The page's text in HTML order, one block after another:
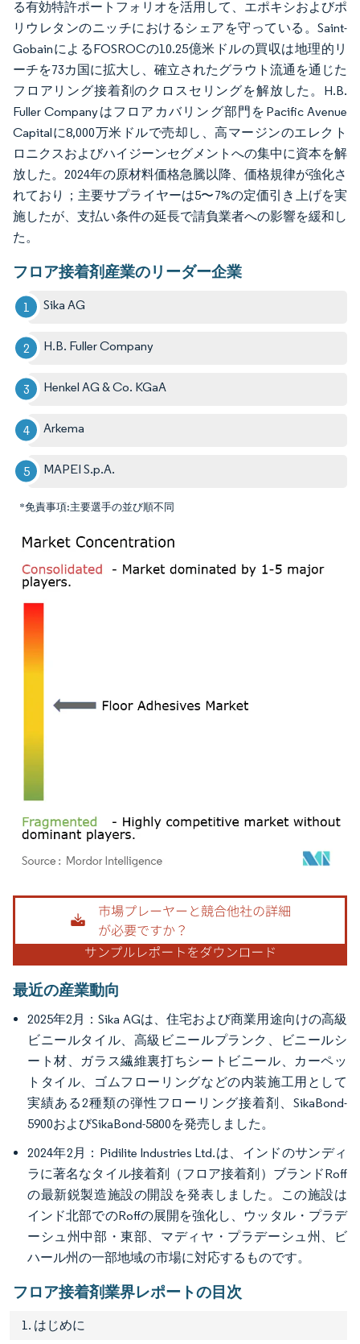
る有効特許ポートフォリオを活用して、エポキシおよびポ
リウレタンのニッチにおけるシェアを守っている。Saint-
GobainによるFOSROCの10.25億米ドルの買収は地理的リ
ーチを73カ国に拡大し、確立されたグラウト流通を通じた
フロアリング接着剤のクロスセリングを解放した。H.B.
Fuller Companyはフロアカバリング部門をPacific Avenue
Capitalに8,000万米ドルで売却し、高マージンのエレクト
ロニクスおよびハイジーンセグメントへの集中に資本を解
放した。2024年の原材料価格急騰以降、価格規律が強化さ
れており；主要サプライヤーは5〜7%の定価引き上げを実
施したが、支払い条件の延長で請負業者への影響を緩和し
た。
フロア接着剤産業のリーダー企業
Sika AG
H.B. Fuller Company
Henkel AG & Co. KGaA
Arkema
MAPEI S.p.A.
*免責事項:主要選手の並び順不同
画像 © Mordor Intelligence。再利用にはCC BY 4.0の表示が必要です。
最近の産業動向
2025年2月：Sika AGは、住宅および商業用途向けの高級
ビニールタイル、高級ビニールプランク、ビニールシ
ート材、ガラス繊維裏打ちシートビニール、カーペッ
トタイル、ゴムフローリングなどの内装施工用として
実績ある2種類の弾性フローリング接着剤、SikaBond-
5900およびSikaBond-5800を発売しました。
2024年2月：Pidilite Industries Ltd.は、インドのサンディ
ラに著名なタイル接着剤（フロア接着剤）ブランドRoff
の最新鋭製造施設の開設を発表しました。この施設は
インド北部でのRoffの展開を強化し、ウッタル・プラデ
ーシュ州中部・東部、マディヤ・プラデーシュ州、ビ
ハール州の一部地域の市場に対応するものです。
フロア接着剤業界レポートの目次
1. はじめに